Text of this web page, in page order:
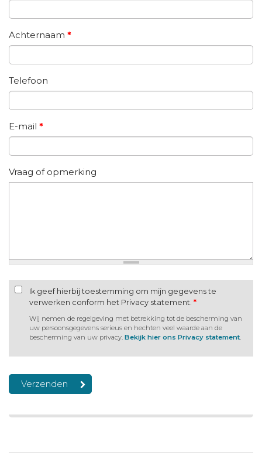
Achternaam *
Telefoon
E-mail *
Vraag of opmerking
Ik geef hierbij toestemming om mijn gegevens te
verwerken conform het Privacy statement. *
Wij nemen de regelgeving met betrekking tot de bescherming van
uw persoonsgegevens serieus en hechten veel waarde aan de
bescherming van uw privacy. Bekijk hier ons Privacy statement